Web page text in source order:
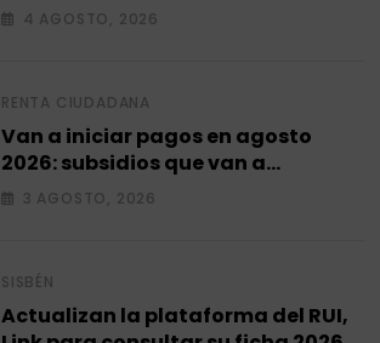
4 AGOSTO, 2026
RENTA CIUDADANA
Van a iniciar pagos en agosto
2026: subsidios que van a
entregar.
3 AGOSTO, 2026
SISBÉN
Actualizan la plataforma del RUI,